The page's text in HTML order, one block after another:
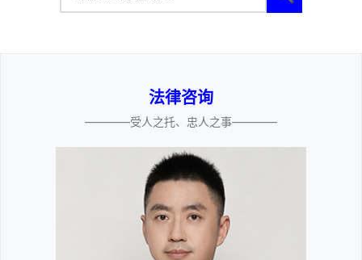
法律咨询
————受人之托、忠人之事————